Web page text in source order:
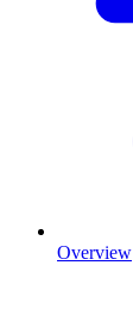
Overview